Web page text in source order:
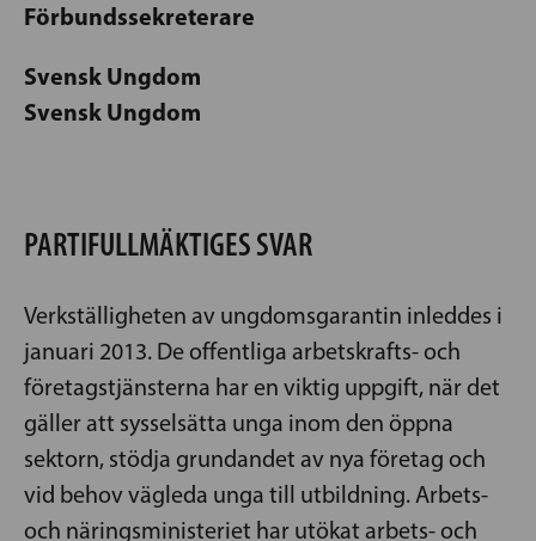
Förbundssekreterare
Svensk Ungdom
Svensk Ungdom
PARTIFULLMÄKTIGES SVAR
Verkställigheten av ungdomsgarantin inleddes i
januari 2013. De offentliga arbetskrafts- och
företagstjänsterna har en viktig uppgift, när det
gäller att sysselsätta unga inom den öppna
sektorn, stödja grundandet av nya företag och
vid behov vägleda unga till utbildning. Arbets-
och näringsministeriet har utökat arbets- och